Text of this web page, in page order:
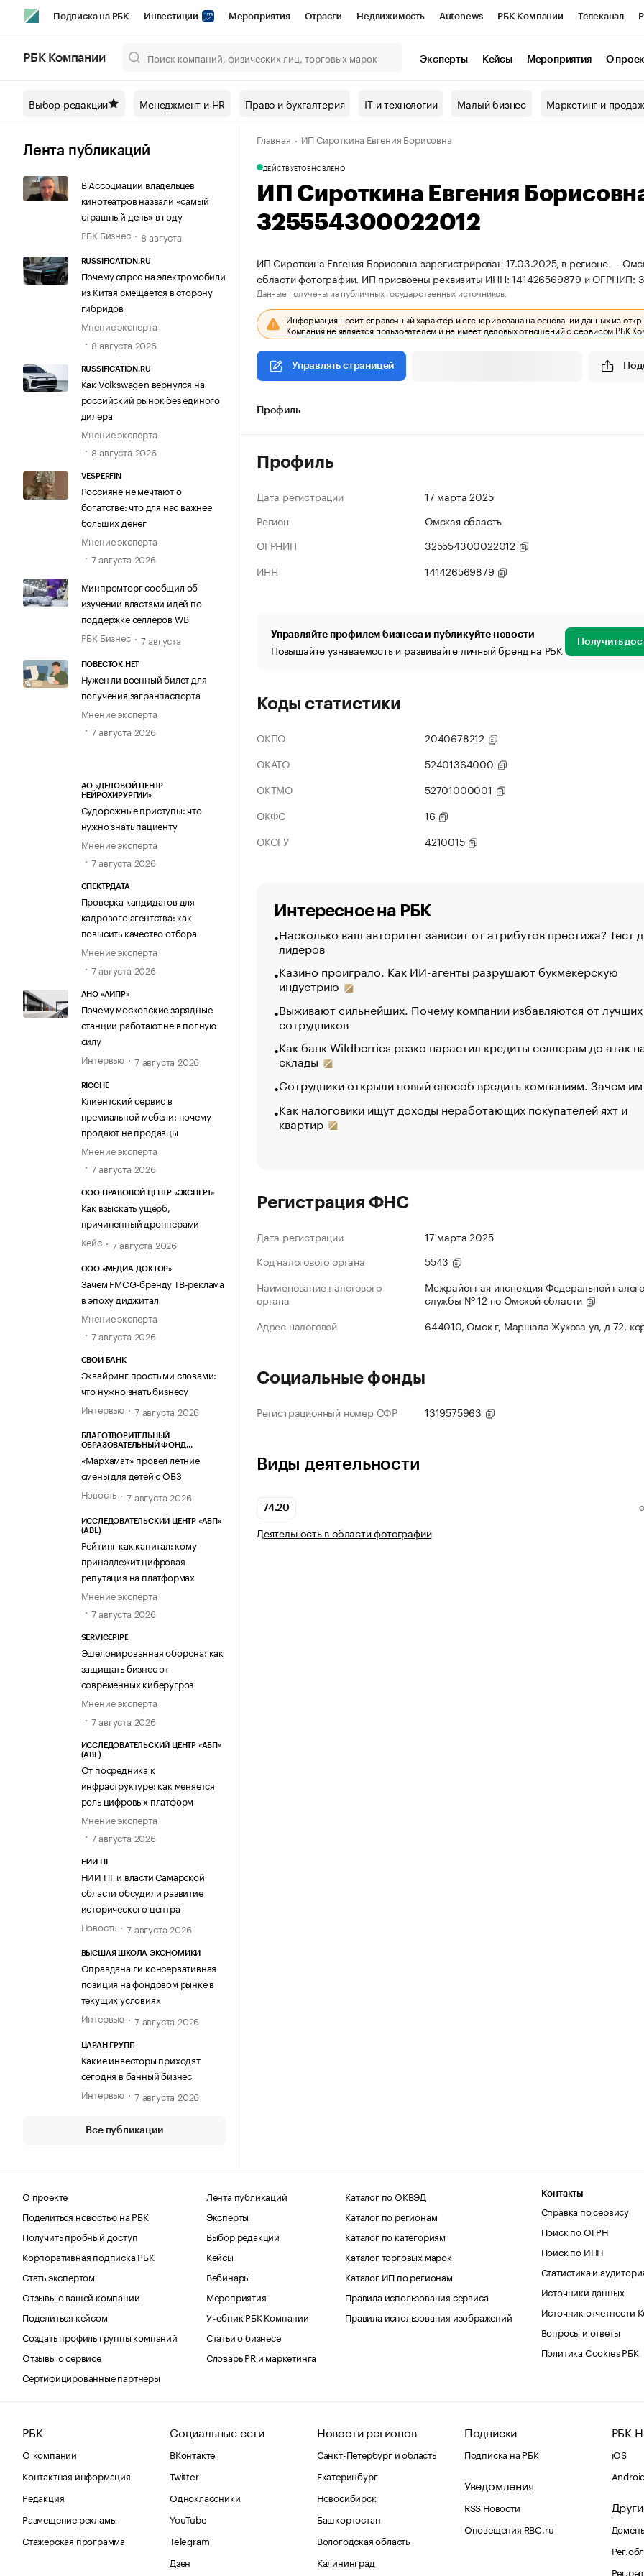
Подписка на РБК Инвестиции Мероприятия Отрасли Недвижимость Autonews РБК Компании Телеканал
Спецпроекты СПб Конференции СПб Спецпроекты Проверка контрагентов
Технологии и медиа Рынок наличной валюты
РБК Компании Эксперты Кейсы Мероприятия О
Выбор редакции Менеджмент и HR Право и бухгалтерия IT и технологии Малый бизнес Маркетинг и
Лента публикаций
В Ассоциации владельцев
кинотеатров назвали «самый
страшный день» в году
РБК Бизнес
8 августа
RUSSIFICATION.RU
Почему спрос на электромобили
из Китая смещается в сторону
гибридов
Мнение эксперта
8 августа 2026
RUSSIFICATION.RU
Как Volkswagen вернулся на
российский рынок без единого
дилера
Мнение эксперта
8 августа 2026
VESPERFIN
Россияне не мечтают о
богатстве: что для нас важнее
больших денег
Мнение эксперта
7 августа 2026
Минпромторг сообщил об
изучении властями идей по
поддержке селлеров WB
РБК Бизнес
7 августа
ПОВЕСТОК.НЕТ
Нужен ли военный билет для
получения загранпаспорта
Мнение эксперта
7 августа 2026
АО «ДЕЛОВОЙ ЦЕНТР
НЕЙРОХИРУРГИИ»
Судорожные приступы: что
нужно знать пациенту
Мнение эксперта
7 августа 2026
СПЕКТРДАТА
Проверка кандидатов для
кадрового агентства: как
повысить качество отбора
Мнение эксперта
7 августа 2026
АНО «АИПР»
Почему московские зарядные
станции работают не в полную
силу
Интервью
7 августа 2026
RICCHE
Клиентский сервис в
премиальной мебели: почему
продают не продавцы
Мнение эксперта
7 августа 2026
ООО ПРАВОВОЙ ЦЕНТР «ЭКСПЕРТ»
Как взыскать ущерб,
причиненный дропперами
Кейс
7 августа 2026
ООО «МЕДИА-ДОКТОР»
Зачем FMCG-бренду ТВ-реклама
в эпоху диджитал
Мнение эксперта
7 августа 2026
СВОЙ БАНК
Эквайринг простыми словами:
что нужно знать бизнесу
Интервью
7 августа 2026
БЛАГОТВОРИТЕЛЬНЫЙ
ОБРАЗОВАТЕЛЬНЫЙ ФОНД
«Мархамат» провел летние
смены для детей с ОВЗ
Новость
7 августа 2026
ИССЛЕДОВАТЕЛЬСКИЙ ЦЕНТР «АБП»
(ABL)
Рейтинг как капитал: кому
принадлежит цифровая
репутация на платформах
Мнение эксперта
7 августа 2026
SERVICEPIPE
Эшелонированная оборона: как
защищать бизнес от
современных киберугроз
Мнение эксперта
7 августа 2026
ИССЛЕДОВАТЕЛЬСКИЙ ЦЕНТР «АБП»
(ABL)
От посредника к
инфраструктуре: как меняется
роль цифровых платформ
Мнение эксперта
7 августа 2026
НИИ ПГ
НИИ ПГ и власти Самарской
области обсудили развитие
исторического центра
Новость
7 августа 2026
ВЫСШАЯ ШКОЛА ЭКОНОМИКИ
Оправдана ли консервативная
позиция на фондовом рынке в
текущих условиях
Интервью
7 августа 2026
ЦАРАН ГРУПП
Какие инвесторы приходят
сегодня в банный бизнес
Интервью
7 августа 2026
Все публикации
Главная ИП Сироткина Евгения Борисовна
ДЕЙСТВУЕТОБНОВЛЕНО
ИП Сироткина Евгения
325554300022012
ИП Сироткина Евгения Борисовна зарегистрирован 17.03.2025, в регионе —
области фотографии. ИП присвоены реквизиты ИНН: 141426569879 и ОГРНИП:
Данные получены из публичных государственных источников.
Информация носит справочный характер и сгенерирована на основании данных из
Компания не является пользователем и не имеет деловых отношений с сервисом РБК
Управлять страницей
Профиль
Профиль
Дата регистрации
17 марта 2025
Регион
Омская область
ОГРНИП
325554300022012
ИНН
141426569879
Управляйте профилем бизнеса и публикуйте новости
Повышайте узнаваемость и развивайте личный бренд на РБК Получить
Коды статистики
ОКПО
2040678212
ОКАТО
52401364000
ОКТМО
52701000001
ОКФС
16
ОКОГУ
4210015
Интересное на РБК
Насколько ваш авторитет зависит от атрибутов престижа? Тест
лидеров
Казино проиграло. Как ИИ-агенты разрушают букмекерскую
индустрию
Выживают сильнейших. Почему компании избавляются от лучших
сотрудников
Как банк Wildberries резко нарастил кредиты селлерам до атак
склады
Сотрудники открыли новый способ вредить компаниям. Зачем
Как налоговики ищут доходы неработающих покупателей яхт и
квартир
Регистрация ФНС
Дата регистрации
17 марта 2025
Код налогового органа
5543
Наименование налогового
органа
Межрайонная инспекция Федеральной
службы № 12 по Омской области
Адрес налоговой
644010, Омск г, Маршала Жукова ул, д 72,
Социальные фонды
Регистрационный номер СФР 1319575963
Виды деятельности
74.20
Деятельность в области фотографии
О проекте
Поделиться новостью на РБК
Получить пробный доступ
Корпоративная подписка РБК
Стать экспертом
Отзывы о вашей компании
Поделиться кейсом
Создать профиль группы компаний
Отзывы о сервисе
Сертифицированные партнеры
Лента публикаций
Эксперты
Выбор редакции
Кейсы
Вебинары
Мероприятия
Учебник РБК Компании
Статьи о бизнесе
Словарь PR и маркетинга
Каталог по ОКВЭД
Каталог по регионам
Каталог по категориям
Каталог торговых марок
Каталог ИП по регионам
Правила использования сервиса
Правила использования изображений
Контакты
Справка по сервису
Поиск по ОГРН
Поиск по ИНН
Статистика и
Источники данных
Источник отчетности
Вопросы и ответы
Политика Cookies РБК
РБК
О компании
Контактная информация
Редакция
Размещение рекламы
Стажерская программа
Социальные сети
ВКонтакте
Twitter
Одноклассники
YouTube
Telegram
Дзен
Новости регионов
Санкт-Петербург и область
Екатеринбург
Новосибирск
Башкортостан
Вологодская область
Калининград
Подписки
Подписка на РБК
Уведомления
RSS Новости
Оповещения RBC.ru
РБК
iOS